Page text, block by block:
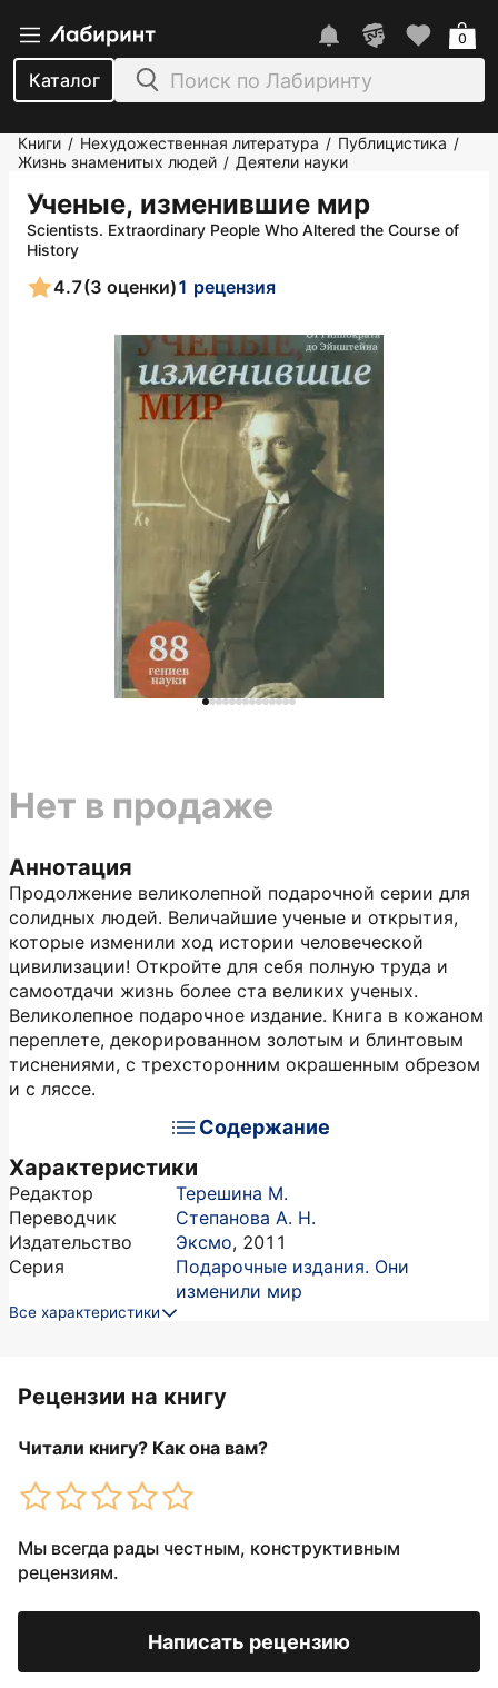
Каталог
0
Книги / Нехудожественная литература / Публицистика /
Жизнь знаменитых людей / Деятели науки
Ученые, изменившие мир
Scientists. Extraordinary People Who Altered the Course of
History
4.7(3 оценки)1 рецензия
Аннотация
Продолжение великолепной подарочной серии для
солидных людей. Величайшие ученые и открытия,
которые изменили ход истории человеческой
цивилизации! Откройте для себя полную труда и
самоотдачи жизнь более ста великих ученых.
Великолепное подарочное издание. Книга в кожаном
переплете, декорированном золотым и блинтовым
тиснениями, с трехсторонним окрашенным обрезом
и с ляссе.
Содержание
Характеристики
Редактор
Терешина М.
Переводчик
Степанова А. Н.
Издательство
Эксмо, 2011
Серия
Подарочные издания. Они
изменили мир
Все характеристики
Нет в продаже
Рецензии на книгу
Читали книгу? Как она вам?
Мы всегда рады честным, конструктивным
рецензиям.
Написать рецензию